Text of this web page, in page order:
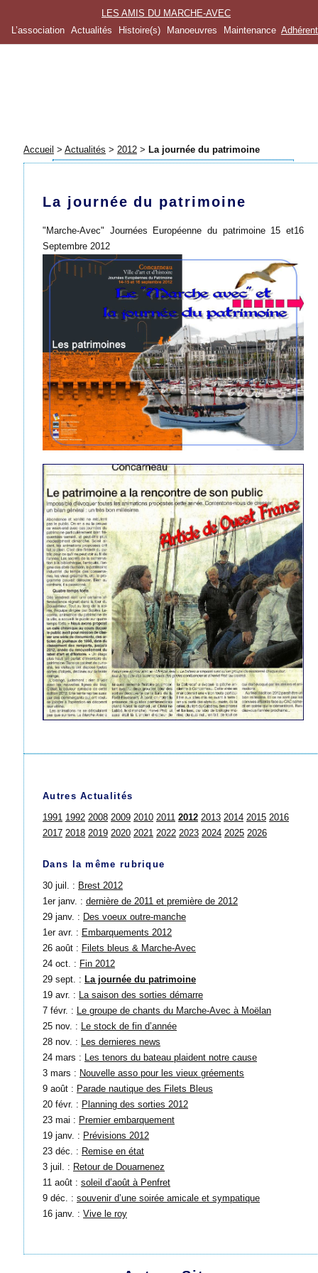
LES AMIS DU MARCHE-AVEC
L’association
Actualités Histoire(s) Manoeuvres Maintenance
Accueil > Actualités > 2012 > La journée du patrimoine
La journée du patrimoine
"Marche-Avec" Journées Européenne du patrimoine 15 et16
Septembre 2012
Autres Actualités
1991 1992 2008 2009 2010 2011 2012 2013 2014 2015 2016
2017 2018 2019 2020 2021 2022 2023 2024 2025 2026
Dans la même rubrique
30 juil. : Brest 2012
1er janv. : dernière de 2011 et première de 2012
29 janv. : Des voeux outre-manche
1er avr. : Embarquements 2012
26 août : Filets bleus & Marche-Avec
24 oct. : Fin 2012
29 sept. : La journée du patrimoine
19 avr. :
La saison des sorties démarre
7 févr. :
Le groupe de chants du Marche-Avec à Moëlan
25 nov. :
Le stock de fin d’année
28 nov. :
Les dernieres news
24 mars :
Les tenors du bateau plaident notre cause
3 mars : Nouvelle asso pour les vieux gréements
9 août : Parade nautique des Filets Bleus
20 févr. : Planning des sorties 2012
23 mai : Premier embarquement
19 janv. : Prévisions 2012
23 déc. : Remise en état
3 juil. : Retour de Douarnenez
11 août : soleil d’août à Penfret
9 déc. : souvenir d’une soirée amicale et sympatique
16 janv. : Vive le roy